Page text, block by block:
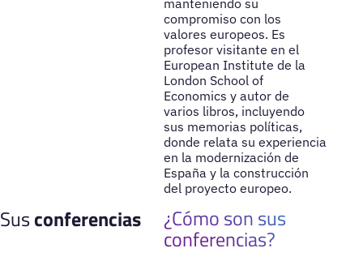
compromiso con los
valores europeos. Es
profesor visitante en el
European Institute de la
London School of
Economics y autor de
varios libros, incluyendo
sus memorias políticas,
donde relata su experiencia
en la modernización de
España y la construcción
del proyecto europeo.
Susconferencias ¿Cómo son sus
conferencias?